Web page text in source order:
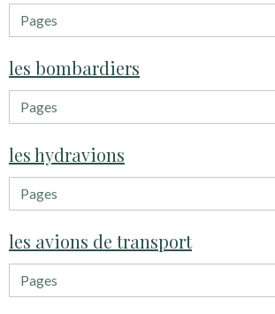
les bombardiers
les hydravions
les avions de transport